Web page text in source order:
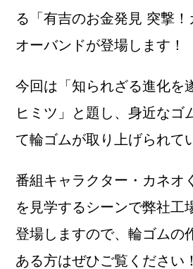
る「有吉のお金発見 突撃
オーバンドが登場します！
今回は「知られざる進化を
ヒミツ」と題し、身近なゴ
て輪ゴムが取り上げられて
番組キャラクター・カネオ
を見学するシーンで弊社工
登場しますので、輪ゴムの
ある方はぜひご覧ください！